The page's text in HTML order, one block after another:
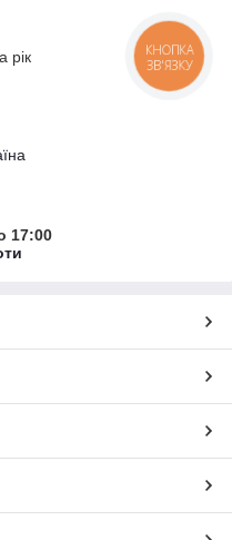
рік
17:00
КНОПКА
ЗВ'ЯЗКУ